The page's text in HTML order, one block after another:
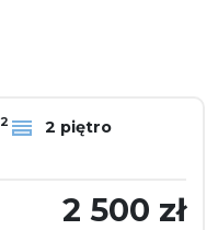
2
2 piętro
2 500 zł